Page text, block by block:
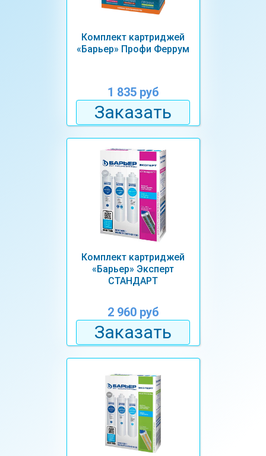
Комплект картриджей
«Барьер» Профи Феррум
1 835 руб
Заказать
Комплект картриджей
«Барьер» Эксперт
СТАНДАРТ
2 960 руб
Заказать